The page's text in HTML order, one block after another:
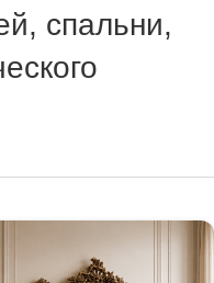
спальни,